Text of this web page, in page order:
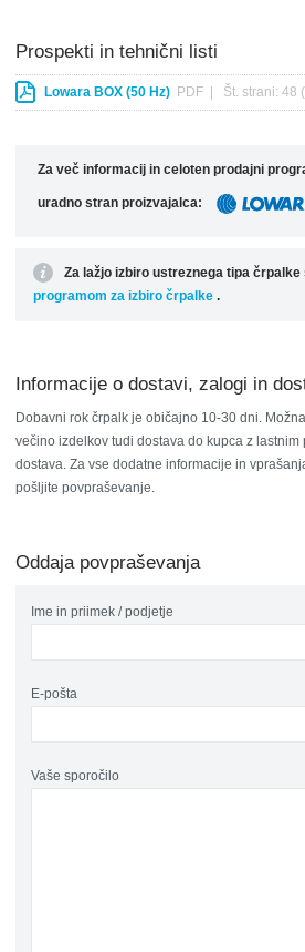
Prospekti in tehnični listi
Lowara BOX (50 Hz) PDF | Št. strani: 48
Za več informacij in celoten prodajni
uradno stran proizvajalca:
Za lažjo izbiro ustreznega tipa
programom za izbiro črpalke .
Informacije o dostavi, zalogi in
Dobavni rok črpalk je običajno 10-30 dni.
večino izdelkov tudi dostava do kupca z
dostava. Za vse dodatne informacije in
pošljite povpraševanje.
Oddaja povpraševanja
Ime in priimek / podjetje
E-pošta
Vaše sporočilo